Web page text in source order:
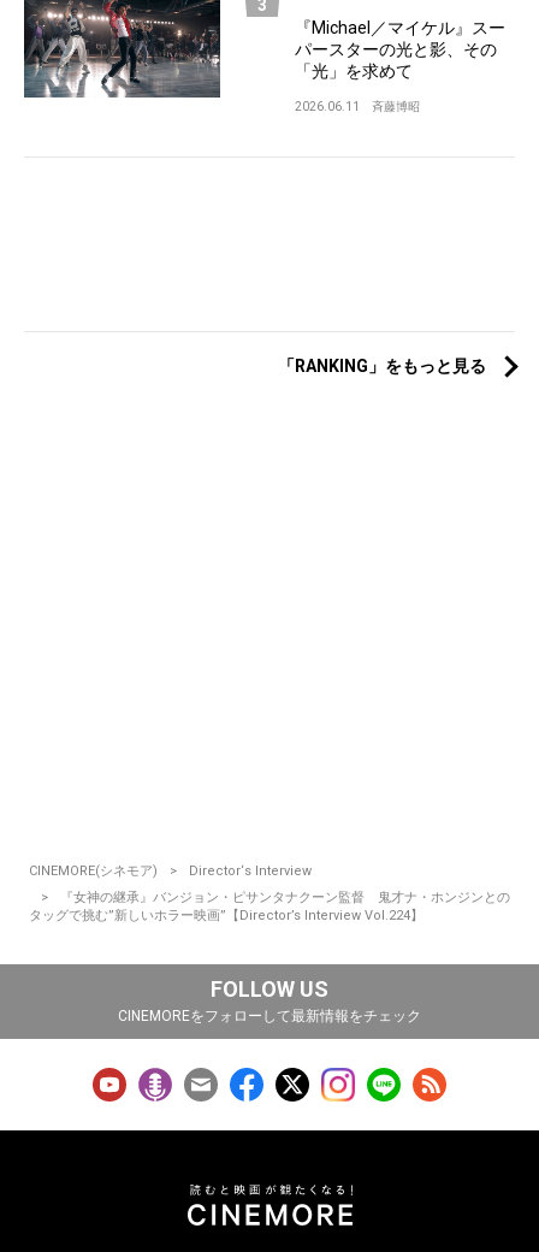
『Michael／マイケル』スー
パースターの光と影、その
「光」を求めて
2026.06.11 斉藤博昭
「RANKING」をもっと見る
CINEMORE(シネモア)
Director‘s Interview
『女神の継承』バンジョン・ピサンタナクーン監督 鬼才ナ・ホンジンとの
タッグで挑む”新しいホラー映画”【Director’s Interview Vol.224】
FOLLOW US
CINEMOREをフォローして最新情報をチェック